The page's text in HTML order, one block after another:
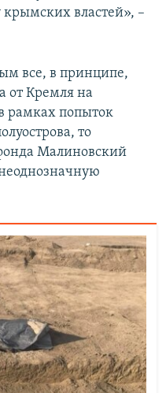
властей», –
все, в принципе,
от Кремля на
рамках попыток
то
Малиновский